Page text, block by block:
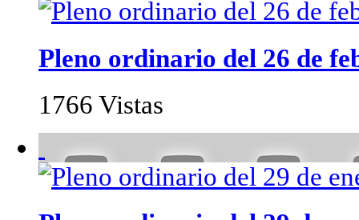
Pleno ordinario del 26 de
1766 Vistas